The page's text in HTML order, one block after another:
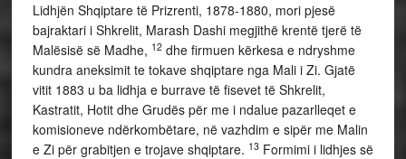
Lidhjën Shqiptare të Prizrenti, 1878-1880, mori pjesë
bajraktari i Shkrelit, Marash Dashi megjithë krentë tjerë të
Malësisë së Madhe, 12dhe firmuen kërkesa e ndryshme
kundra aneksimit te tokave shqiptare nga Mali i Zi. Gjatë
vitit 1883 u ba lidhja e burrave të fisevet të Shkrelit,
Kastratit, Hotit dhe Grudës për me i ndalue pazarlleqet e
komisioneve ndërkombëtare, në vazhdim e sipër me Malin
e Zi për grabitjen e trojave shqiptare. 13Formimi i lidhjes së